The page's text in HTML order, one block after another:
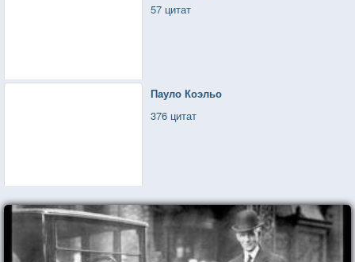
57 цитат
Пауло Коэльо
376 цитат